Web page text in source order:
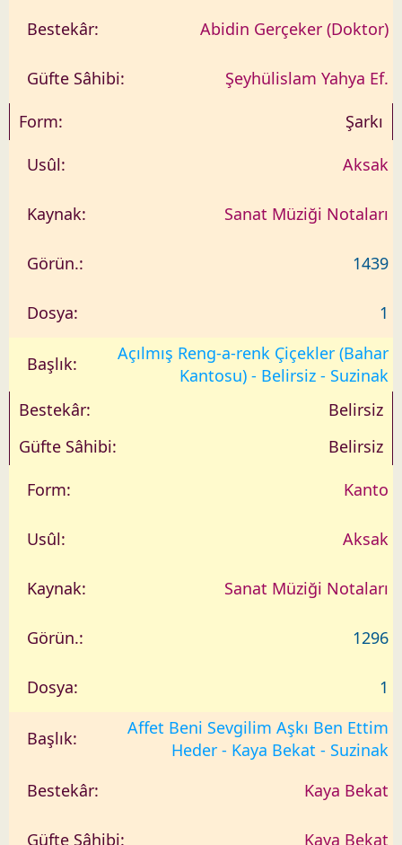
Abidin Gerçeker (Doktor)
Şeyhülislam Yahya Ef.
Şarkı
Aksak
Sanat Müziği Notaları
1439
1
Açılmış Reng-a-renk Çiçekler (Bahar
Kantosu) - Belirsiz - Suzinak
Belirsiz
Belirsiz
Kanto
Aksak
Sanat Müziği Notaları
1296
1
Affet Beni Sevgilim Aşkı Ben Ettim
Heder - Kaya Bekat - Suzinak
Kaya Bekat
Kaya Bekat